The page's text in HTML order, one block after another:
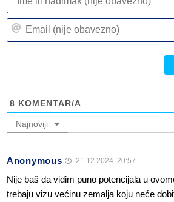
8 KOMENTAR/A
Najnoviji
Anonymous 21.12.2024. 20:57
Nije baš da vidim puno potencijala u
trebaju vizu većinu zemalja koju neće